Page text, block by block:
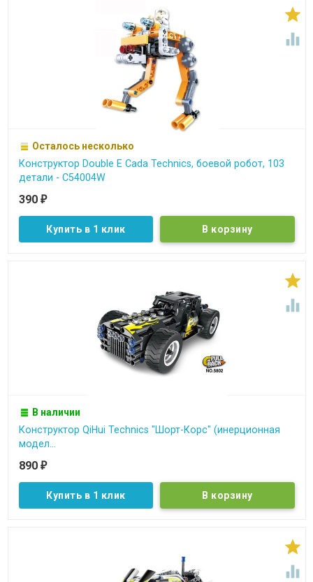


Осталось несколько
Конструктор Double E Cada Technics, боевой робот, 103
детали - C54004W
390 ₽
Купить в 1 клик


В наличии
Конструктор QiHui Technics "Шорт-Корс" (инерционная
модел...
890 ₽
Купить в 1 клик

